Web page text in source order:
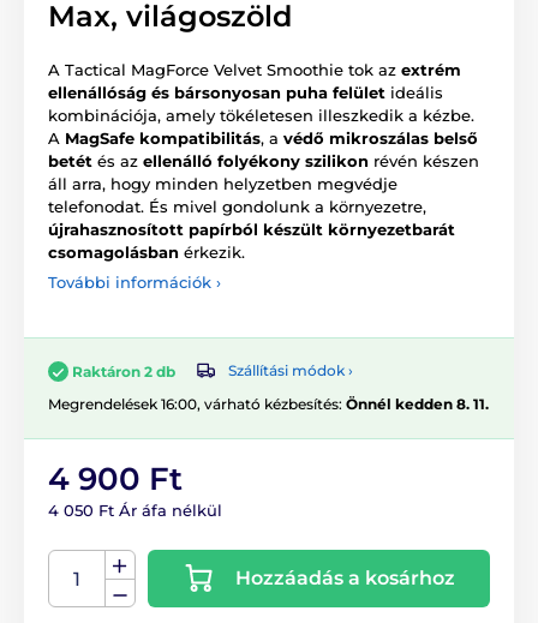
Max, világoszöld
A Tactical MagForce Velvet Smoothie tok az extrém
ellenállóság és bársonyosan puha felület ideális
kombinációja, amely tökéletesen illeszkedik a kézbe.
A MagSafe kompatibilitás, a védő mikroszálas belső
betét és az ellenálló folyékony szilikon révén készen
áll arra, hogy minden helyzetben megvédje
telefonodat. És mivel gondolunk a környezetre,
újrahasznosított papírból készült környezetbarát
csomagolásban érkezik.
További információk ›
Raktáron 2 db
Szállítási módok ›
Megrendelések 16:00, várható kézbesítés: Önnél kedden 8. 11.
4 900 Ft
4 050 Ft Ár áfa nélkül
Hozzáadás a kosárhoz